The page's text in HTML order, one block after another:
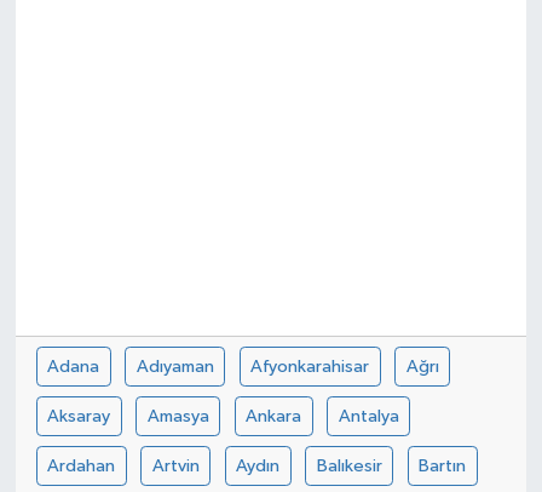
Adana Adıyaman Afyonkarahisar Ağrı
Aksaray Amasya Ankara Antalya
Ardahan Artvin Aydın Balıkesir Bartın